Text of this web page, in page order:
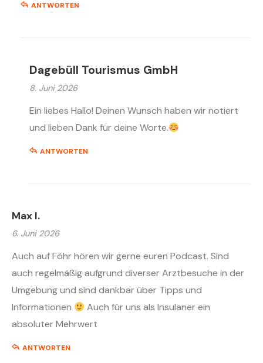
ANTWORTEN
Dagebüll Tourismus GmbH
8. Juni 2026
Ein liebes Hallo! Deinen Wunsch haben wir notiert
und lieben Dank für deine Worte.
ANTWORTEN
Max I.
6. Juni 2026
Auch auf Föhr hören wir gerne euren Podcast. Sind
auch regelmäßig aufgrund diverser Arztbesuche in der
Umgebung und sind dankbar über Tipps und
Informationen
Auch für uns als Insulaner ein
absoluter Mehrwert
ANTWORTEN